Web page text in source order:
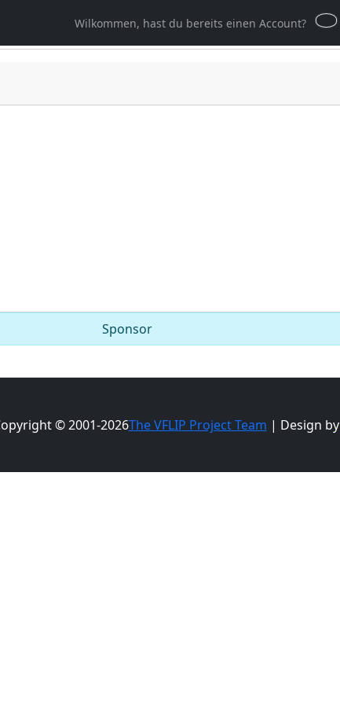
Wilkommen, hast du bereits einen Account?
Sponsor
© 2001-2026The VFLIP Project Team | Design by